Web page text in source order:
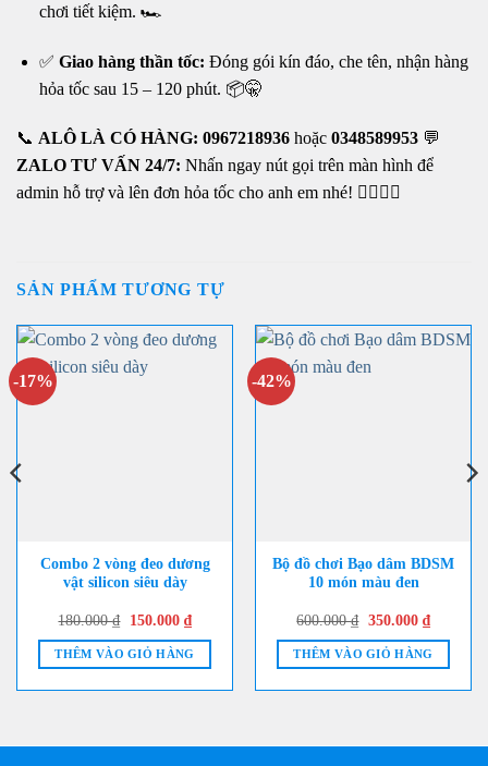
chơi tiết kiệm. 🏎️
✅ Giao hàng thần tốc: Đóng gói kín đáo, che tên, nhận hàng
hỏa tốc sau 15 – 120 phút. 📦🤫
📞 ALÔ LÀ CÓ HÀNG: 0967218936 hoặc 0348589953 💬
ZALO TƯ VẤN 24/7: Nhấn ngay nút gọi trên màn hình để
admin hỗ trợ và lên đơn hỏa tốc cho anh em nhé! 👩‍❤️‍💋‍👨
SẢN PHẨM TƯƠNG TỰ
-17%
Combo 2 vòng đeo dương
vật silicon siêu dày
180.000₫
Giá
là:
180.000 ₫.
150.000 ₫Giá
tại
là:
THÊM VÀO GIỎ HÀNG
-42%
Bộ đồ chơi Bạo dâm BDSM
10 món màu đen
600.000₫ Giá
là:
600.000 ₫.
350.000 ₫Giá
tại
là:
THÊM VÀO GIỎ HÀNG